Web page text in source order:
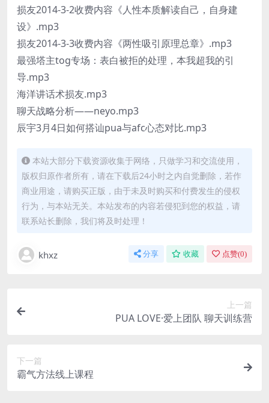
损友2014-3-2收费内容《人性本质解读自己，自身建
设》.mp3
损友2014-3-3收费内容《两性吸引原理总章》.mp3
最强塔主tog专场：表白被拒的处理，本我超我的引
导.mp3
海洋讲话术损友.mp3
聊天战略分析——neyo.mp3
辰宇3月4日如何搭讪pua与afc心态对比.mp3
本站大部分下载资源收集于网络，只做学习和交流使用，
版权归原作者所有，请在下载后24小时之内自觉删除，若作
商业用途，请购买正版，由于未及时购买和付费发生的侵权
行为，与本站无关。本站发布的内容若侵犯到您的权益，请
联系站长删除，我们将及时处理！
khxz 分享 收藏 点赞(0)
上一篇
PUA LOVE·爱上团队 聊天训练营
下一篇
霸气方法线上课程